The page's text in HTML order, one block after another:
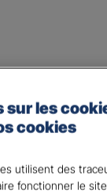
envisagez
:
sur les
cookies
utilisent des
fonctionner le